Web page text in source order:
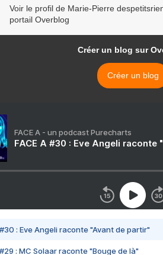
Voir le profil de Marie-Pierre
portail Overblog
Créer un blog sur
Créer un blog
FACE A - un podcast Purecharts
FACE A #30 : Eve Angeli raconte
#30 : Eve Angeli raconte "Avant de partir"
#29 : MC Solaar raconte "Bouge de là"